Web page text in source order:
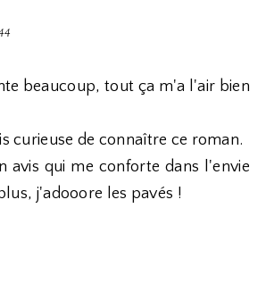
beaucoup, tout ça m'a l'air bien
curieuse de connaître ce roman.
avis qui me conforte dans l'envie
j'adooore les pavés !